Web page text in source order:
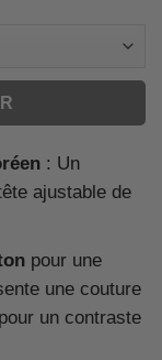
: Un
ajustable de
pour une
une couture
un contraste